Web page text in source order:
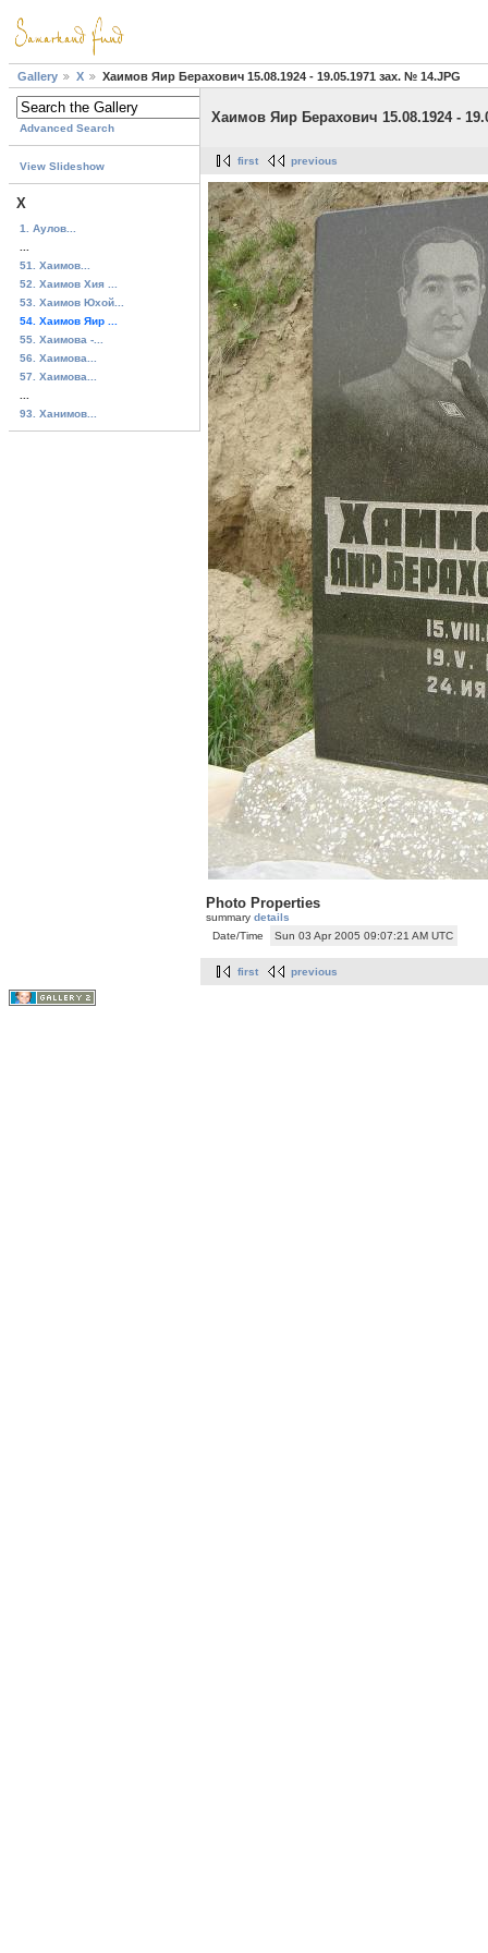
Gallery Х Хаимов Яир Берахович 15.08.1924 - 19.05.1971 зах. № 14.JPG
Advanced Search
View Slideshow
Х
1. Аулов...
51. Хаимов...
52. Хаимов Хия ...
53. Хаимов Юхой...
54. Хаимов Яир ...
55. Хаимова -...
56. Хаимова...
57. Хаимова...
93. Ханимов...
Хаимов Яир Берахович 15.08.1924 -
first previous
Photo Properties
summary details
Date/Time
Sun 03 Apr 2005 09:07:21 AM UTC
first previous